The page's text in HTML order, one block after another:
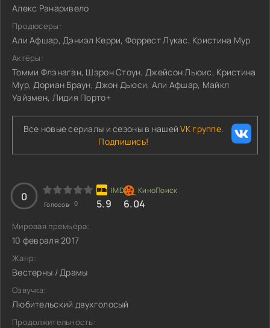
Алекс Ранаривело
Продюсеры:
Али Афшар, Дэниэл Керри, Форрест Лукас, Кристина Мур
Актёры:
Томми Флэнаган, Шэрон Стоун, Джейсон Льюис, Кристина
Мур, Дориан Браун, Джон Дьюси, Али Афшар, Майкл
Уайзмен, Лидия Порто+
Все новые сериалы и сезоны в нашейVK группе.
Подпишись!
0
Голосов: 0 5.9 6.04
Мировая премьера:
10 февраля 2017
Жанр:
Вестерны / Драмы
Озвучка:
Любительский двухголосый
Продолжительность: